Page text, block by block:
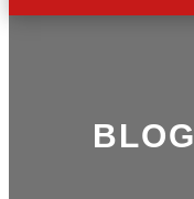
BLOG